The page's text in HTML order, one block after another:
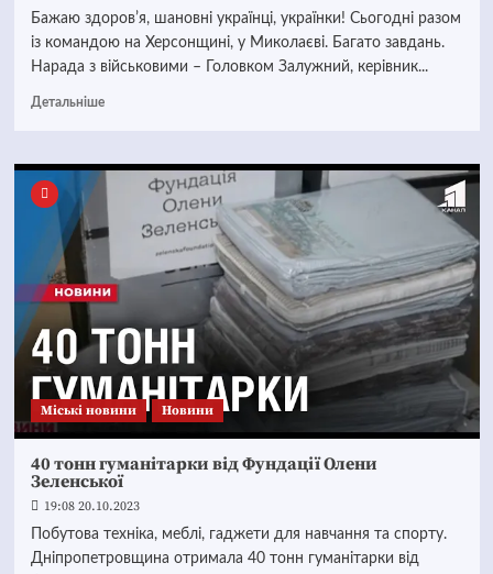
Бажаю здоровʼя, шановні українці, українки! Сьогодні разом
із командою на Херсонщині, у Миколаєві. Багато завдань.
Нарада з військовими – Головком Залужний, керівник...
Детальніше
Mіські новини Новини
40 тонн гуманітарки від Фундації Олени
Зеленської
19:08 20.10.2023
Побутова техніка, меблі, гаджети для навчання та спорту.
Дніпропетровщина отримала 40 тонн гуманітарки від